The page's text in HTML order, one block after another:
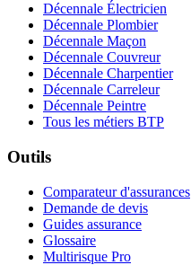
Décennale Électricien
Décennale Plombier
Décennale Maçon
Décennale Couvreur
Décennale Charpentier
Décennale Carreleur
Décennale Peintre
Tous les métiers BTP
Outils
Comparateur d'assurances
Demande de devis
Guides assurance
Glossaire
Multirisque Pro